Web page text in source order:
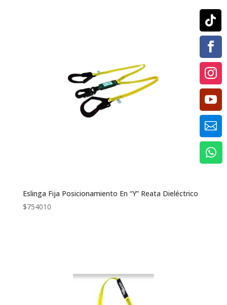






Eslinga Fija Posicionamiento En “Y” Reata Dieléctrico
$754010